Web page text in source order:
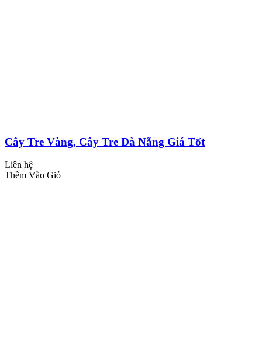
Cây Tre Vàng, Cây Tre Đà Nẵng Giá Tốt
Liên hệ
Thêm Vào Giỏ